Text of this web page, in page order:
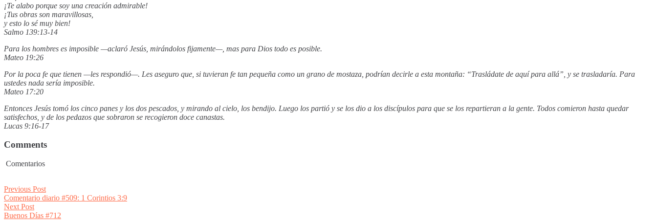
¡Te alabo porque soy una creación admirable!
¡Tus obras son maravillosas,
y esto lo sé muy bien!
Salmo 139:13-14
Para los hombres es imposible —aclaró Jesús, mirándolos fijamente—, mas para Dios todo es posible.
Mateo 19:26
Por la poca fe que tienen —les respondió—. Les aseguro que, si tuvieran fe tan pequeña como un grano de mostaza, podrían decirle a esta montaña: “Trasládate de aquí para allá”, y se trasladaría. Para
ustedes nada sería imposible.
Mateo 17:20
Entonces Jesús tomó los cinco panes y los dos pescados, y mirando al cielo, los bendijo. Luego los partió y se los dio a los discípulos para que se los repartieran a la gente. Todos comieron hasta quedar
satisfechos, y de los pedazos que sobraron se recogieron doce canastas.
Lucas 9:16-17
Comments
Comentarios
Post
navigation
Previous PostPrevious
post:
Comentario diario #509: 1 Corintios 3:9
Next PostNext
post:
Buenos Días #712